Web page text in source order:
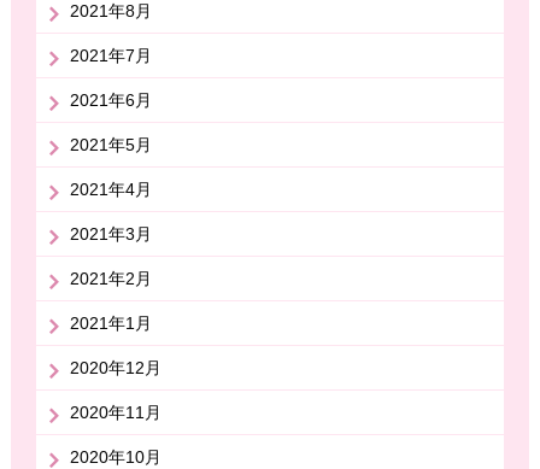
2021年8月
2021年7月
2021年6月
2021年5月
2021年4月
2021年3月
2021年2月
2021年1月
2020年12月
2020年11月
2020年10月